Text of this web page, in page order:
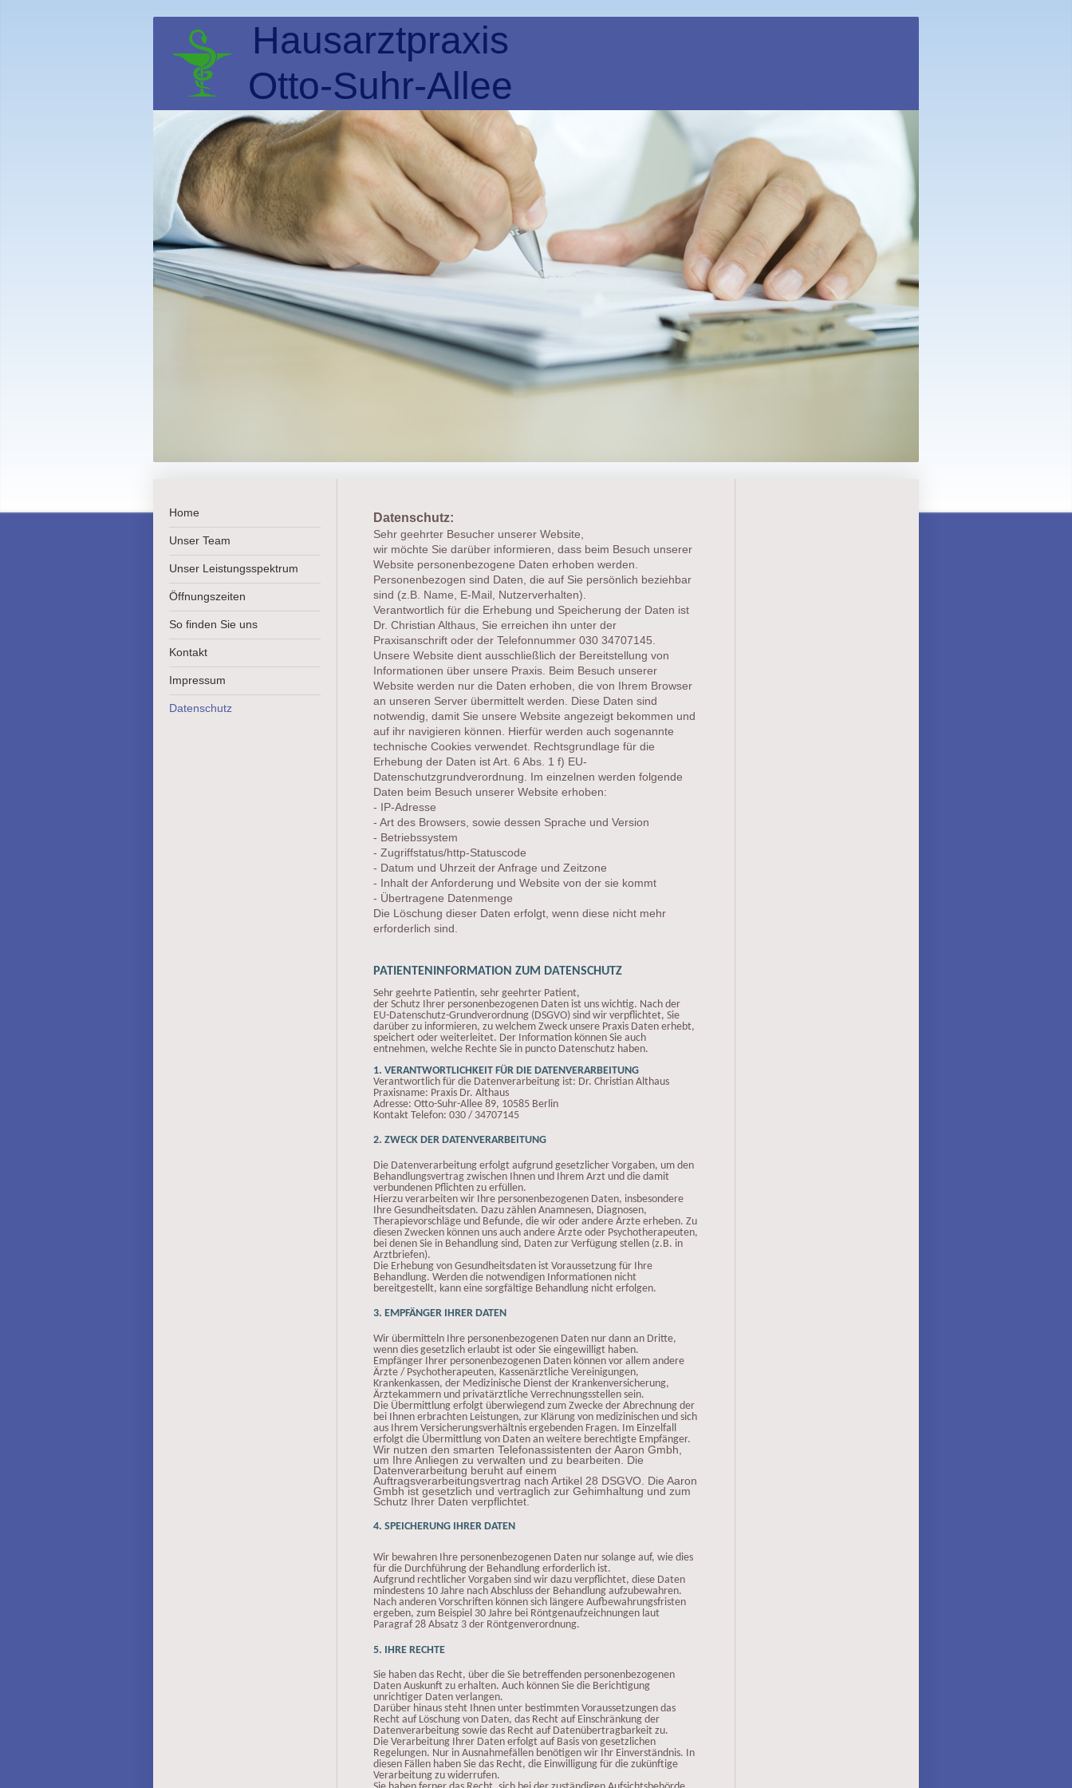
Hausarztpraxis
Otto-Suhr-Allee
Home
Unser Team
Unser Leistungsspektrum
Öffnungszeiten
So finden Sie uns
Kontakt
Impressum
Datenschutz
Datenschutz:
Sehr geehrter Besucher unserer Website,
wir möchte Sie darüber informieren, dass beim Besuch unserer
Website personenbezogene Daten erhoben werden.
Personenbezogen sind Daten, die auf Sie persönlich beziehbar
sind (z.B. Name, E-Mail, Nutzerverhalten).
Verantwortlich für die Erhebung und Speicherung der Daten ist
Dr. Christian Althaus, Sie erreichen ihn unter der
Praxisanschrift oder der Telefonnummer 030 34707145.
Unsere Website dient ausschließlich der Bereitstellung von
Informationen über unsere Praxis. Beim Besuch unserer
Website werden nur die Daten erhoben, die von Ihrem Browser
an unseren Server übermittelt werden. Diese Daten sind
notwendig, damit Sie unsere Website angezeigt bekommen und
auf ihr navigieren können. Hierfür werden auch sogenannte
technische Cookies verwendet. Rechtsgrundlage für die
Erhebung der Daten ist Art. 6 Abs. 1 f) EU-
Datenschutzgrundverordnung. Im einzelnen werden folgende
Daten beim Besuch unserer Website erhoben:
- IP-Adresse
- Art des Browsers, sowie dessen Sprache und Version
- Betriebssystem
- Zugriffstatus/http-Statuscode
- Datum und Uhrzeit der Anfrage und Zeitzone
- Inhalt der Anforderung und Website von der sie kommt
- Übertragene Datenmenge
Die Löschung dieser Daten erfolgt, wenn diese nicht mehr
erforderlich sind.
PATIENTENINFORMATION ZUM DATENSCHUTZ
Sehr geehrte Patientin, sehr geehrter Patient,
der Schutz Ihrer personenbezogenen Daten ist uns wichtig. Nach der
EU-Datenschutz-Grundverordnung (DSGVO) sind wir verpflichtet, Sie
darüber zu informieren, zu welchem Zweck unsere Praxis Daten erhebt,
speichert oder weiterleitet. Der Information können Sie auch
entnehmen, welche Rechte Sie in puncto Datenschutz haben.
1. VERANTWORTLICHKEIT FÜR DIE DATENVERARBEITUNG
Verantwortlich für die Datenverarbeitung ist: Dr. Christian Althaus
Praxisname: Praxis Dr. Althaus
Adresse: Otto-Suhr-Allee 89, 10585 Berlin
Kontakt Telefon: 030 / 34707145
2. ZWECK DER DATENVERARBEITUNG
Die Datenverarbeitung erfolgt aufgrund gesetzlicher Vorgaben, um den
Behandlungsvertrag zwischen Ihnen und Ihrem Arzt und die damit
verbundenen Pflichten zu erfüllen.
Hierzu verarbeiten wir Ihre personenbezogenen Daten, insbesondere
Ihre Gesundheitsdaten. Dazu zählen Anamnesen, Diagnosen,
Therapievorschläge und Befunde, die wir oder andere Ärzte erheben. Zu
diesen Zwecken können uns auch andere Ärzte oder Psychotherapeuten,
bei denen Sie in Behandlung sind, Daten zur Verfügung stellen (z.B. in
Arztbriefen).
Die Erhebung von Gesundheitsdaten ist Voraussetzung für Ihre
Behandlung. Werden die notwendigen Informationen nicht
bereitgestellt, kann eine sorgfältige Behandlung nicht erfolgen.
3. EMPFÄNGER IHRER DATEN
Wir übermitteln Ihre personenbezogenen Daten nur dann an Dritte,
wenn dies gesetzlich erlaubt ist oder Sie eingewilligt haben.
Empfänger Ihrer personenbezogenen Daten können vor allem andere
Ärzte / Psychotherapeuten, Kassenärztliche Vereinigungen,
Krankenkassen, der Medizinische Dienst der Krankenversicherung,
Ärztekammern und privatärztliche Verrechnungsstellen sein.
Die Übermittlung erfolgt überwiegend zum Zwecke der Abrechnung der
bei Ihnen erbrachten Leistungen, zur Klärung von medizinischen und sich
aus Ihrem Versicherungsverhältnis ergebenden Fragen. Im Einzelfall
erfolgt die Übermittlung von Daten an weitere berechtigte Empfänger.
Wir nutzen den smarten Telefonassistenten der Aaron Gmbh,
um Ihre Anliegen zu verwalten und zu bearbeiten. Die
Datenverarbeitung beruht auf einem
Auftragsverarbeitungsvertrag nach Artikel 28 DSGVO. Die Aaron
Gmbh ist gesetzlich und vertraglich zur Gehimhaltung und zum
Schutz Ihrer Daten verpflichtet.
4. SPEICHERUNG IHRER DATEN
Wir bewahren Ihre personenbezogenen Daten nur solange auf, wie dies
für die Durchführung der Behandlung erforderlich ist.
Aufgrund rechtlicher Vorgaben sind wir dazu verpflichtet, diese Daten
mindestens 10 Jahre nach Abschluss der Behandlung aufzubewahren.
Nach anderen Vorschriften können sich längere Aufbewahrungsfristen
ergeben, zum Beispiel 30 Jahre bei Röntgenaufzeichnungen laut
Paragraf 28 Absatz 3 der Röntgenverordnung.
5. IHRE RECHTE
Sie haben das Recht, über die Sie betreffenden personenbezogenen
Daten Auskunft zu erhalten. Auch können Sie die Berichtigung
unrichtiger Daten verlangen.
Darüber hinaus steht Ihnen unter bestimmten Voraussetzungen das
Recht auf Löschung von Daten, das Recht auf Einschränkung der
Datenverarbeitung sowie das Recht auf Datenübertragbarkeit zu.
Die Verarbeitung Ihrer Daten erfolgt auf Basis von gesetzlichen
Regelungen. Nur in Ausnahmefällen benötigen wir Ihr Einverständnis. In
diesen Fällen haben Sie das Recht, die Einwilligung für die zukünftige
Verarbeitung zu widerrufen.